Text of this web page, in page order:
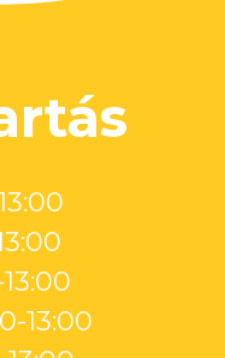
13:00